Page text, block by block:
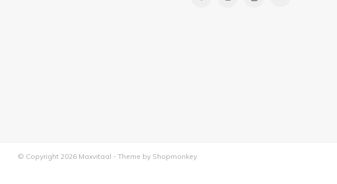
© Copyright 2026 Maxvitaal - Theme by Shopmonkey